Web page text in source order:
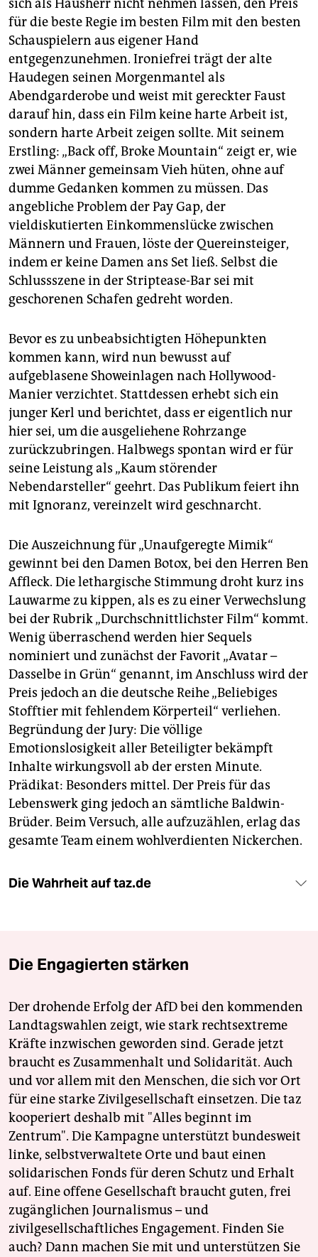
sich als Hausherr nicht nehmen lassen, den Preis
für die beste Regie im besten Film mit den besten
Schauspielern aus eigener Hand
entgegenzunehmen. Ironiefrei trägt der alte
Haudegen seinen Morgenmantel als
Abendgarderobe und weist mit gereckter Faust
darauf hin, dass ein Film keine harte Arbeit ist,
sondern harte Arbeit zeigen sollte. Mit seinem
Erstling: „Back off, Broke Mountain“ zeigt er, wie
zwei Männer gemeinsam Vieh hüten, ohne auf
dumme Gedanken kommen zu müssen. Das
angebliche Problem der Pay Gap, der
vieldiskutierten Einkommenslücke zwischen
Männern und Frauen, löste der Quereinsteiger,
indem er keine Damen ans Set ließ. Selbst die
Schlussszene in der Striptease-Bar sei mit
geschorenen Schafen gedreht worden.
Bevor es zu unbeabsichtigten Höhepunkten
kommen kann, wird nun bewusst auf
aufgeblasene Showeinlagen nach Hollywood-
Manier verzichtet. Stattdessen erhebt sich ein
junger Kerl und berichtet, dass er eigentlich nur
hier sei, um die ausgeliehene Rohrzange
zurückzubringen. Halbwegs spontan wird er für
seine Leistung als „Kaum störender
Nebendarsteller“ geehrt. Das Publikum feiert ihn
mit Ignoranz, vereinzelt wird geschnarcht.
Die Auszeichnung für „Unaufgeregte Mimik“
gewinnt bei den Damen Botox, bei den Herren Ben
Affleck. Die lethargische Stimmung droht kurz ins
Lauwarme zu kippen, als es zu einer Verwechslung
bei der Rubrik „Durchschnittlichster Film“ kommt.
Wenig überraschend werden hier Sequels
nominiert und zunächst der Favorit „Avatar –
Dasselbe in Grün“ genannt, im Anschluss wird der
Preis jedoch an die deutsche Reihe „Beliebiges
Stofftier mit fehlendem Körperteil“ verliehen.
Begründung der Jury: Die völlige
Emotionslosigkeit aller Beteiligter bekämpft
Inhalte wirkungsvoll ab der ersten Minute.
Prädikat: Besonders mittel. Der Preis für das
Lebenswerk ging jedoch an sämtliche Baldwin-
Brüder. Beim Versuch, alle aufzuzählen, erlag das
gesamte Team einem wohlverdienten Nickerchen.
Die Wahrheit auf taz.de
Die Engagierten stärken
Der drohende Erfolg der AfD bei den kommenden
Landtagswahlen zeigt, wie stark rechtsextreme
Kräfte inzwischen geworden sind. Gerade jetzt
braucht es Zusammenhalt und Solidarität. Auch
und vor allem mit den Menschen, die sich vor Ort
für eine starke Zivilgesellschaft einsetzen. Die taz
kooperiert deshalb mit "Alles beginnt im
Zentrum". Die Kampagne unterstützt bundesweit
linke, selbstverwaltete Orte und baut einen
solidarischen Fonds für deren Schutz und Erhalt
auf. Eine offene Gesellschaft braucht guten, frei
zugänglichen Journalismus – und
zivilgesellschaftliches Engagement. Finden Sie
auch? Dann machen Sie mit und unterstützen Sie